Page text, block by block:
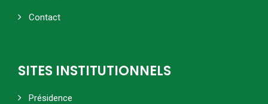
Contact
SITES INSTITUTIONNELS
Présidence